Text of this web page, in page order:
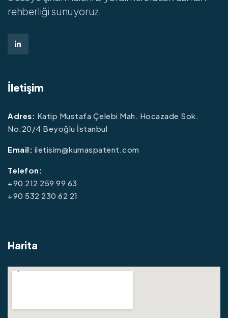
rehberliği sunuyoruz.
İletişim
Adres: Katip Mustafa Çelebi Mah. Hocazade Sok.
No:20/4 Beyoğlu İstanbul
Email: iletisim@kumaspatent.com
Telefon:
+90 212 259 99 63
+90 532 230 62 21
Harita